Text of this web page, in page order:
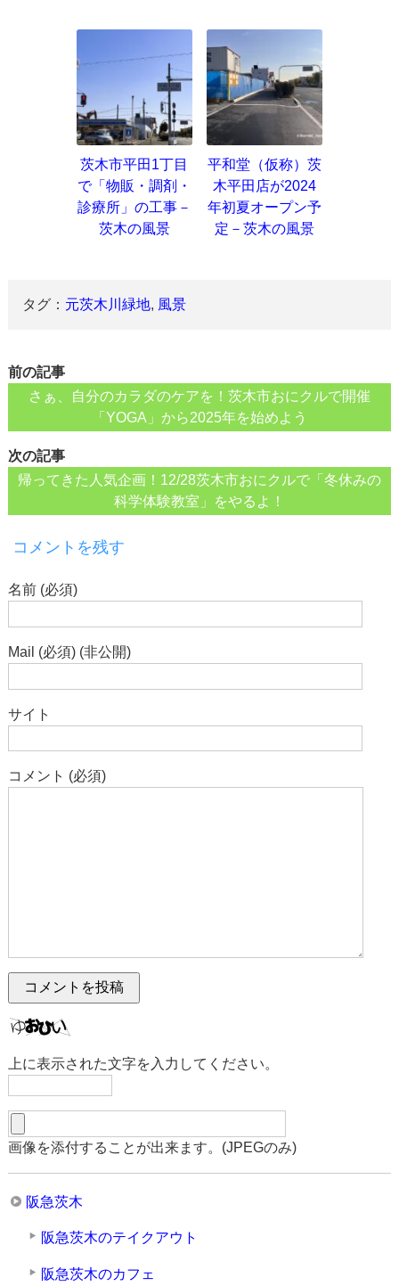
茨木市平田1丁目
で「物販・調剤・
診療所」の工事－
茨木の風景
平和堂（仮称）茨
木平田店が2024
年初夏オープン予
定－茨木の風景
タグ： 元茨木川緑地, 風景
前の記事
さぁ、自分のカラダのケアを！茨木市おにクルで開催
「YOGA」から2025年を始めよう
次の記事
帰ってきた人気企画！12/28茨木市おにクルで「冬休みの
科学体験教室」をやるよ！
コメントを残す
名前 (必須)
Mail (必須) (非公開)
サイト
コメント (必須)
上に表示された文字を入力してください。
画像を添付することが出来ます。(JPEGのみ)
阪急茨木
阪急茨木のテイクアウト
阪急茨木のカフェ